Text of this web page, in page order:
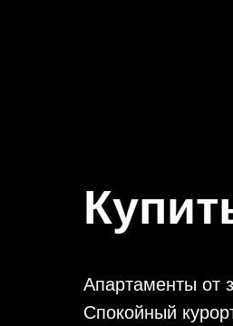
Апартаменты от
Спокойный